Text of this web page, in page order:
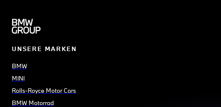
UNSERE MARKEN
BMW
MINI
Rolls-Royce Motor Cars
BMW Motorrad